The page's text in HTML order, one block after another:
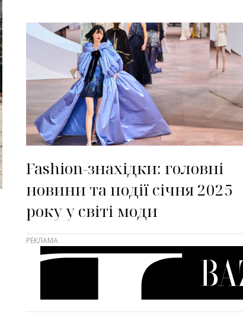
Fashion-знахідки: головні
новини та події січня 2025
року у світі моди